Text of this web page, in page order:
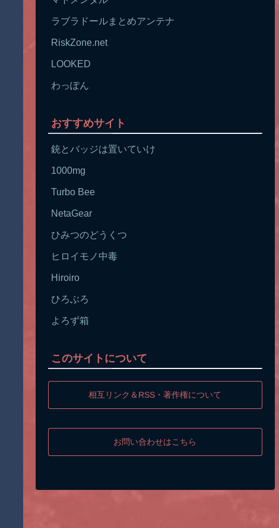
ラブラドールまとめアンテナ
RiskZone.net
LOOKED
わっぽん
おすすめサイト
銃とバッジは置いていけ
1000mg
Turbo Bee
NetaGear
ひみつのどうくつ
ヒロイモノ中毒
Hiroiro
ひろぶろ
よろず箱
このサイトについて
相互リンク＆RSS・著作権について
お問い合わせはこちら